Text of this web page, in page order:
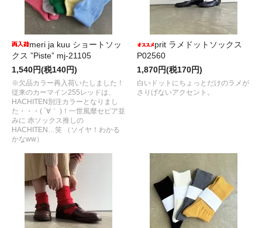
meri ja kuu ショートソッ
クス ”Piste” mj-21105
1,540円(税140円)
※欠品カラー再入荷いたしました！
従来のカーマイン255レッドは、
HACHITEN別注カラーとなりまし
た・・・( ´∀｀ )！一世風靡セピア並
みに 赤ソックス推しの
HACHITEN…笑 （ソイヤ！わかる
かなww）
prit ラメドットソックス
P02560
1,870円(税170円)
白いドットにちょっとだけのラメが
さりげないアクセント。